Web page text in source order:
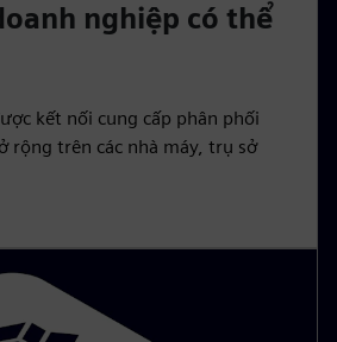
nghiệp có thể
kết nối cung cấp phân phối
rộng trên các nhà máy, trụ sở